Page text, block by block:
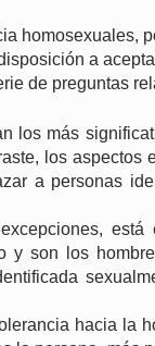
homosexuales,
a
de preguntas
los más
los aspectos
a personas
y son los
hacia la